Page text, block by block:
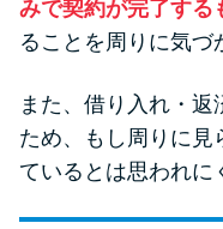
みで契約が完了する
ることを周りに気づ
また、借り入れ・返
ため、もし周りに見
ているとは思われに